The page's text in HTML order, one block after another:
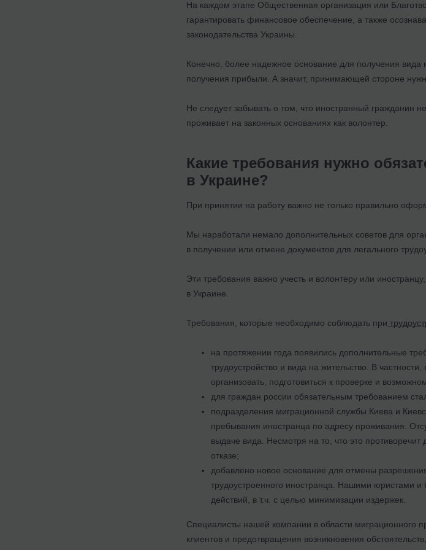
На каждом этапе Общественная организация или
гарантировать финансовое обеспечение, а также
законодательства Украины.
Конечно, более надежное основание для получения вида
получения прибыли. А значит, принимающей стороне
Не следует забывать о том, что иностранный гражданин
проживает на законных основаниях как волонтер.
Какие требования нужно
в Украине?
При принятии на работу важно не только правильно
Мы наработали немало дополнительных советов для
в получении или отмене документов для легального
Эти требования важно учесть и волонтеру или
в Украине.
Требования, которые необходимо соблюдать при
на протяжении года появились дополнительные
трудоустройство и вида на жительство. В
организовать, подготовиться к проверке и
для граждан россии обязательным требованием
подразделения миграционной службы Киева и
пребывания иностранца по адресу проживания.
выдаче вида. Несмотря на то, что это
отказе;
добавлено новое основание для отмены
трудоустроенного иностранца. Нашими юристами и
действий, в т.ч. с целью минимизации издержек.
Специалисты нашей компании в области миграционного
клиентов и предотвращения возникновения